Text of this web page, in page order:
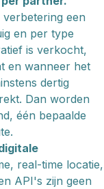
verbetering een
en per type
is verkocht,
en wanneer het
dertig
Dan worden
één bepaalde
real-time locatie,
API's zijn geen